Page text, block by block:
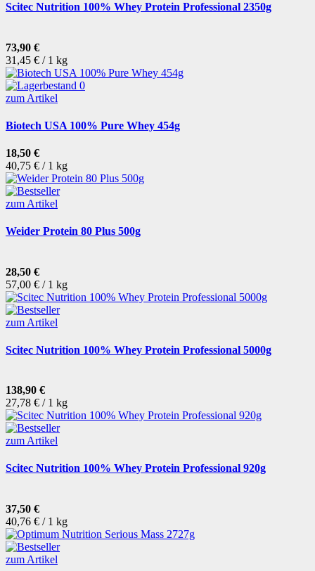
Scitec Nutrition 100% Whey Protein Professional 2350g
73,90 €
31,45 € / 1 kg
zum Artikel
Biotech USA 100% Pure Whey 454g
18,50 €
40,75 € / 1 kg
zum Artikel
Weider Protein 80 Plus 500g
28,50 €
57,00 € / 1 kg
zum Artikel
Scitec Nutrition 100% Whey Protein Professional 5000g
138,90 €
27,78 € / 1 kg
zum Artikel
Scitec Nutrition 100% Whey Protein Professional 920g
37,50 €
40,76 € / 1 kg
zum Artikel